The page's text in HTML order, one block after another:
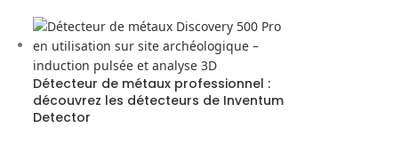
Détecteur de métaux professionnel :
découvrez les détecteurs de Inventum
Detector